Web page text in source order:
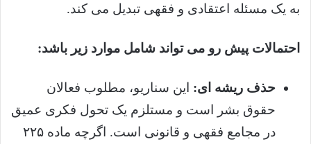
به یک مسئله اعتقادی و فقهی تبدیل می کند.
احتمالات پیش رو می تواند شامل موارد زیر باشد:
حذف ریشه ای: این سناریو، مطلوب فعالان
حقوق بشر است و مستلزم یک تحول فکری عمیق
در مجامع فقهی و قانونی است. اگرچه ماده ۲۲۵